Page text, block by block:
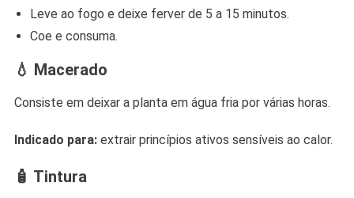
Leve ao fogo e deixe ferver de 5 a 15 minutos.
Coe e consuma.
💧 Macerado
Consiste em deixar a planta em água fria por várias horas.
Indicado para:extrair princípios ativos sensíveis ao calor.
🧴 Tintura